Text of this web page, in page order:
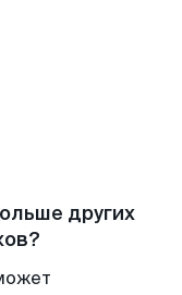
других